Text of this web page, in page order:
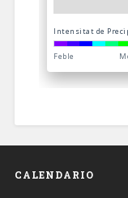
CALENDARIO